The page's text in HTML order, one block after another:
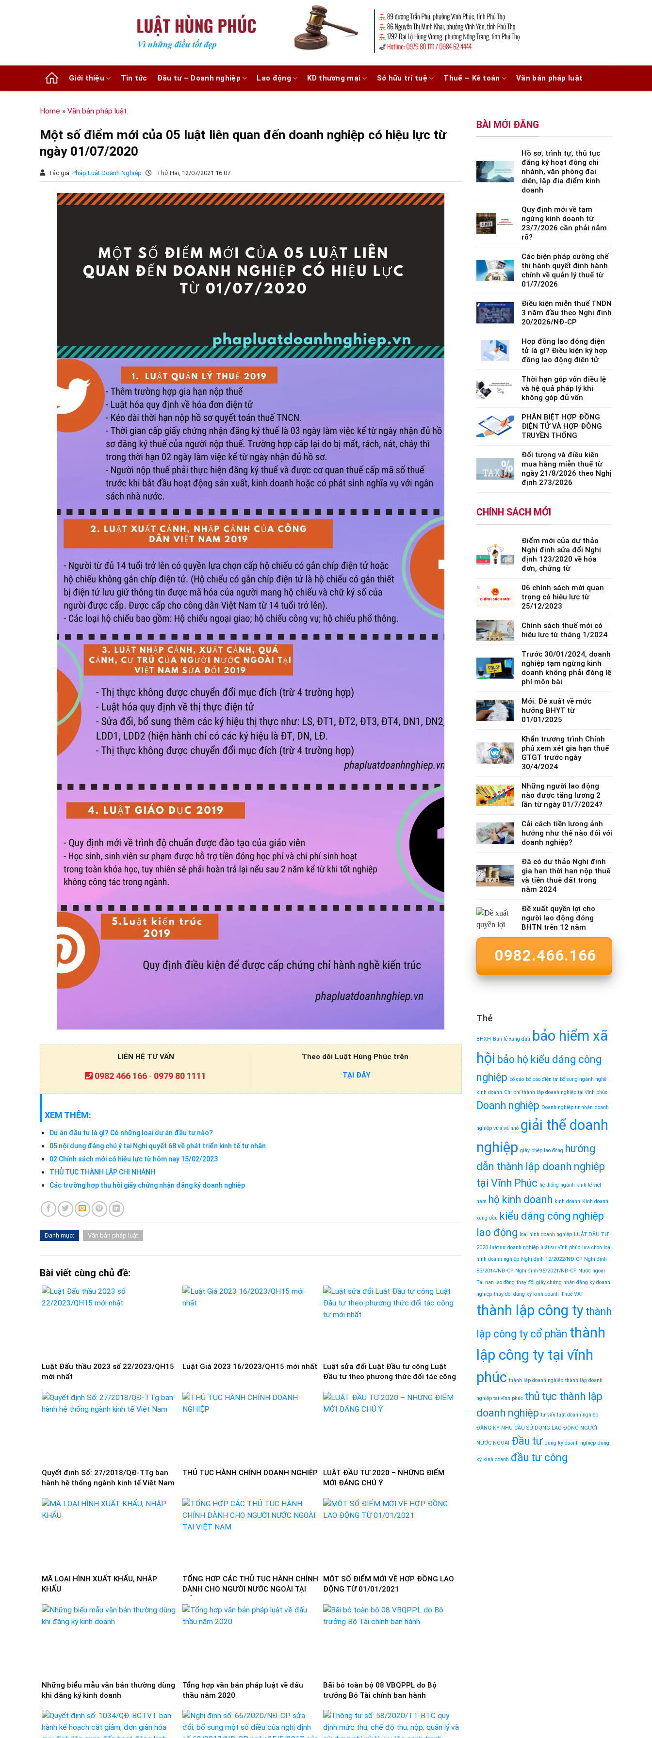
Giới thiệu Tin tức Đầu tư – Doanh nghiệp Lao động KD thương mại Sở hữu trí tuệ Thuế – Kế toán Văn bản pháp luật
Home » Văn bản pháp luật
Một số điểm mới của 05 luật liên quan đến doanh nghiệp có hiệu lực từ
ngày 01/07/2020
Tác giả: Pháp Luật Doanh Nghiệp Thứ Hai, 12/07/2021 16:07
LIÊN HỆ TƯ VẤN
0982 466 166 - 0979 80 1111
Theo dõi Luật Hùng Phúc trên
TẠI ĐÂY
XEM THÊM:
Dự án đầu tư là gì? Có những loại dự án đầu tư nào?
05 nội dung đáng chú ý tại Nghị quyết 68 về phát triển kinh tế tư nhân
02 Chính sách mới có hiệu lực từ hôm nay 15/02/2023
THỦ TỤC THÀNH LẬP CHI NHÁNH
Các trường hợp thu hồi giấy chứng nhận đăng ký doanh nghiệp
Danh mục: Văn bản pháp luật
Bài viết cùng chủ đề:
Luật Đấu thầu 2023 số 22/2023/QH15
mới nhất
Luật Giá 2023 16/2023/QH15 mới nhất
Luật sửa đổi Luật Đầu tư công Luật
Đầu tư theo phương thức đối tác công
Quyết định Số: 27/2018/QĐ-TTg ban
hành hệ thống ngành kinh tế Việt Nam
THỦ TỤC HÀNH CHÍNH DOANH NGHIỆP
LUẬT ĐẦU TƯ 2020 – NHỮNG ĐIỂM
MỚI ĐÁNG CHÚ Ý
MÃ LOẠI HÌNH XUẤT KHẨU, NHẬP
KHẨU
TỔNG HỢP CÁC THỦ TỤC HÀNH CHÍNH
DÀNH CHO NGƯỜI NƯỚC NGOÀI TẠI
MỘT SỐ ĐIỂM MỚI VỀ HỢP ĐỒNG LAO
ĐỘNG TỪ 01/01/2021
Những biểu mẫu văn bản thường dùng
khi đăng ký kinh doanh
Tổng hợp văn bản pháp luật về đấu
thầu năm 2020
Bãi bỏ toàn bộ 08 VBQPPL do Bộ
trưởng Bộ Tài chính ban hành
BÀI MỚI ĐĂNG
Hồ sơ, trình tự, thủ tục
đăng ký hoạt động chi
nhánh, văn phòng đại
diện, lập địa điểm kinh
doanh
Quy định mới về tạm
ngừng kinh doanh từ
23/7/2026 cần phải nắm
rõ?
Các biện pháp cưỡng chế
thi hành quyết định hành
chính về quản lý thuế từ
01/7/2026
Điều kiện miễn thuế TNDN
3 năm đầu theo Nghị định
20/2026/NĐ-CP
Hợp đồng lao động điện
tử là gì? Điều kiện ký hợp
đồng lao động điện tử
Thời hạn góp vốn điều lệ
và hệ quả pháp lý khi
không góp đủ vốn
PHÂN BIỆT HỢP ĐỒNG
ĐIỆN TỬ VÀ HỢP ĐỒNG
TRUYỀN THỐNG
Đối tượng và điều kiện
mua hàng miễn thuế từ
ngày 21/8/2026 theo Nghị
định 273/2026
CHÍNH SÁCH MỚI
Điểm mới của dự thảo
Nghị định sửa đổi Nghị
định 123/2020 về hóa
đơn, chứng từ
06 chính sách mới quan
trọng có hiệu lực từ
25/12/2023
Chính sách thuế mới có
hiệu lực từ tháng 1/2024
Trước 30/01/2024, doanh
nghiệp tạm ngừng kinh
doanh không phải đóng lệ
phí môn bài
Mới: Đề xuất về mức
hưởng BHYT từ
01/01/2025
Khẩn trương trình Chính
phủ xem xét gia hạn thuế
GTGT trước ngày
30/4/2024
Những người lao động
nào được tăng lương 2
lần từ ngày 01/7/2024?
Cải cách tiền lương ảnh
hưởng như thế nào đối với
doanh nghiệp?
Đã có dự thảo Nghị định
gia hạn thời hạn nộp thuế
và tiền thuê đất trong
năm 2024
Đề xuất quyền lợi cho
người lao động đóng
BHTN trên 12 năm
0982.466.166
Thẻ
BHXH Bán lẻ xăng dầu
bảo hiểm xã
hội bảo hộ kiểu dáng công
nghiệp bố cáo bố cáo điện tử bổ sung ngành nghề
kinh doanh Chi phí thành lập doanh nghiệp tại vĩnh phúc
Doanh nghiệp Doanh nghiệp tư nhân doanh
nghiệp vừa và nhỏ giải thể doanh
nghiệp giấy phép lao động
hướng
dẫn thành lập doanh nghiệp
tại Vĩnh Phúc hệ thống ngành kinh tế việt
nam hộ kinh doanh kinh doanh Kinh doanh
xăng dầu
kiểu dáng công nghiệp
lao động
loại hình doanh nghiệp LUẬT ĐẦU TƯ
2020 luật sư doanh nghiệp luật sư vĩnh phúc
lựa chọn loại
hình doanh nghiệp Nghị định 12/2022/NĐ-CP Nghị định
83/2014/NĐ-CP Nghị định 95/2021/NĐ-CP Nước ngoài
Tai nạn lao động thay đổi giấy chứng nhận đăng ký doanh
nghiệp thay đổi đăng ký kinh doanh Thuế VAT
thành lập công ty thành
lập công ty cổ phần thành
lập công ty tại vĩnh
phúc thành lập doanh nghiệp thành lập doanh
nghiệp tại vĩnh phúc thủ tục thành lập
doanh nghiệp tư vấn luật doanh nghiệp
ĐĂNG KÝ NHU CẦU SỬ DỤNG LAO ĐỘNG NGƯỜI
NƯỚC NGOÀI Đầu tư đăng ký doanh nghiệp đăng
ký kinh doanh đầu tư công